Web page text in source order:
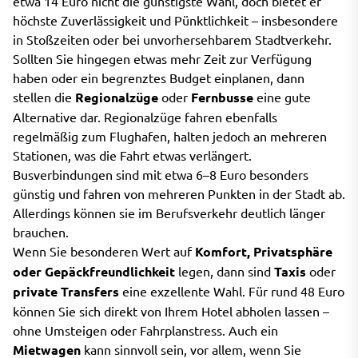
höchste Zuverlässigkeit und Pünktlichkeit – insbesondere
in Stoßzeiten oder bei unvorhersehbarem Stadtverkehr.
Sollten Sie hingegen etwas mehr Zeit zur Verfügung
haben oder ein begrenztes Budget einplanen, dann
stellen die Regionalzüge oder Fernbusse eine gute
Alternative dar. Regionalzüge fahren ebenfalls
regelmäßig zum Flughafen, halten jedoch an mehreren
Stationen, was die Fahrt etwas verlängert.
Busverbindungen sind mit etwa 6–8 Euro besonders
günstig und fahren von mehreren Punkten in der Stadt ab.
Allerdings können sie im Berufsverkehr deutlich länger
brauchen.
Wenn Sie besonderen Wert auf Komfort, Privatsphäre
oder Gepäckfreundlichkeit legen, dann sind Taxis oder
private Transfers eine exzellente Wahl. Für rund 48 Euro
können Sie sich direkt von Ihrem Hotel abholen lassen –
ohne Umsteigen oder Fahrplanstress. Auch ein
Mietwagen kann sinnvoll sein, vor allem, wenn Sie